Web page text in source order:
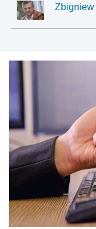
Zbigniew